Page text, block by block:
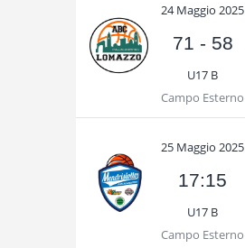
24 Maggio 2025
71 - 58
U17 B
Campo Esterno
25 Maggio 2025
17:15
U17 B
Campo Esterno